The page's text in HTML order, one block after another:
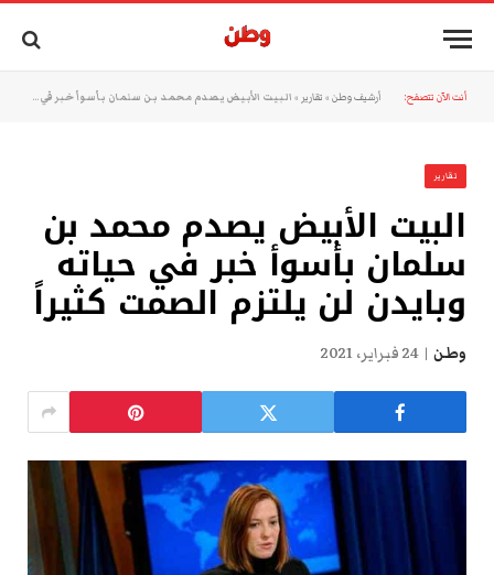
أنت الآن تتصفح: أرشيف وطن » تقارير » البيت الأبيض يصدم محمد بن سلمان بأسوأ خبر في حياته وبايدن لن يلتزم الصمت كثيراً
تقارير
البيت الأبيض يصدم محمد بن
سلمان بأسوأ خبر في حياته
وبايدن لن يلتزم الصمت كثيراً
وطن 24 فبراير، 2021